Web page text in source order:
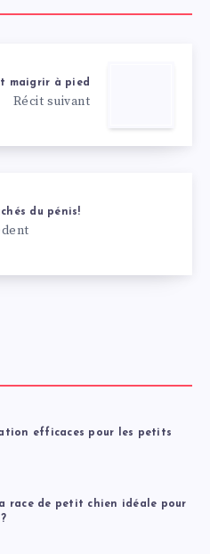
maigrir à pied
Récit suivant
du pénis!
efficaces pour les petits
race de petit chien idéale pour